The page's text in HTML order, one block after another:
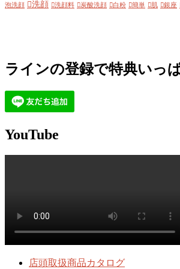
泡洗顔 洗顔 洗顔料 炭酸洗顔 白粉 簡単 肌 銀座
ラインの登録で特典いっ
YouTube
店頭取扱商品カタログ